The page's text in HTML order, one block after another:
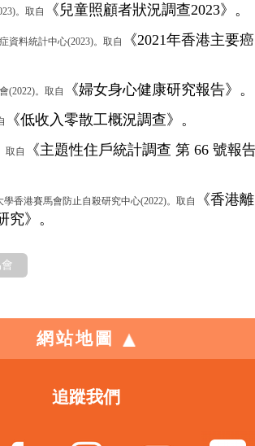
。取自 《兒童照顧者狀況調查2023》。
資料統計中心(2023)。取自
《2021年香港主要癌
(2022)。取自 《婦女身心健康研究報告》。
《低收入零散工概況調查》。
取自
《主題性住戶統計調查 第 66 號報
香港賽馬會防止自殺研究中心(2022)。取自
《香港離
究》。
網站地圖
追蹤我們